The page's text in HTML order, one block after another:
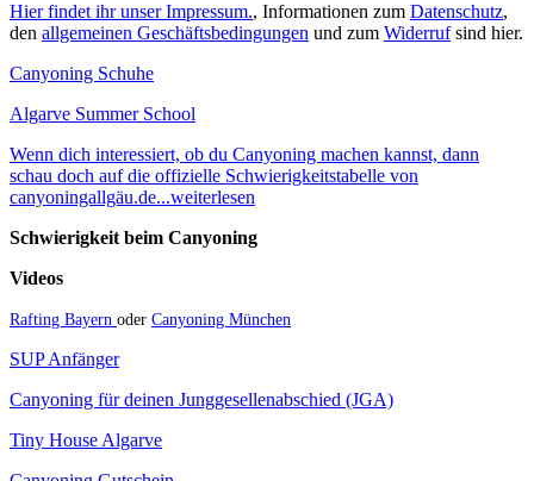
Hier findet ihr unser Impressum., Informationen zum Datenschutz,
den allgemeinen Geschäftsbedingungen und zum Widerrufsind hier.
Canyoning Schuhe
Algarve Summer School
Wenn dich interessiert, ob du Canyoning machen kannst, dann
schau doch auf die offizielle Schwierigkeitstabelle von
canyoningallgäu.de...weiterlesen
Schwierigkeit beim Canyoning
Videos
Rafting Bayern oder Canyoning München
SUP Anfänger
Canyoning für deinen Junggesellenabschied (JGA)
Tiny House Algarve